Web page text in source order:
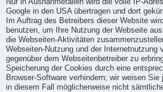
Nur in Ausnahmefällen wird die volle IP-
Google in den USA übertragen und dort
Im Auftrag des Betreibers dieser Website
benutzen, um Ihre Nutzung der Webseite
die Webseiten-Aktivitäten
Webseiten-Nutzung und der Internetnutzung
gegenüber dem Webseitenbetreiber zu
Speicherung der Cookies durch eine
Browser-Software verhindern; wir weisen
in diesem Fall möglicherweise nicht